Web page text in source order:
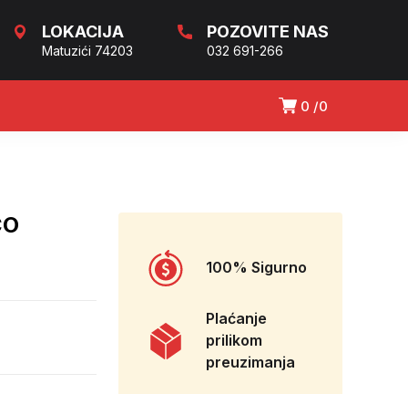
LOKACIJA
Matuzići 74203
POZOVITE NAS
032 691-266
0 0
100% Sigurno
Plaćanje
prilikom
preuzimanja